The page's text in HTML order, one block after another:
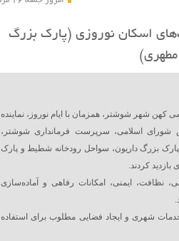
اسکان نوروزی (پارک بزرگ
شهر شوشتر، همزمان با ایام نوروز، نماینده
اسلامی، سرپرست فرمانداری شوشتر،
بزرگ داریون، سواحل رودخانه شطیط و پارک
کردند.
نظافت، ایمنی، امکانات رفاهی و آماده‌سازی
خدمات شهری و ایجاد فضایی مطلوب برای استفاده